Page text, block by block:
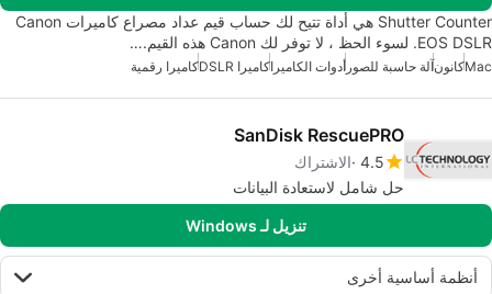
Shutter Counter هي أداة تتيح لك حساب قيم عداد مصراع كاميرات Canon
EOS DSLR. لسوء الحظ ، لا توفر لك Canon هذه القيم.…
Macكانونآلة حاسبة للصور أدوات الكاميراكاميرا DSLR كاميرا رقمية
SanDisk RescuePRO
4.5 الاشتراك
حل شامل لاستعادة البيانات
تنزيل لـ Windows
أنظمة أساسية أخرى